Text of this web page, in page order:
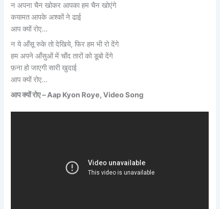
न अपना चैन खोकर आपका हम चैन खोएंगे
कयामत आपके अश्कों ने ढाई
आप क्यों रोए…
न ये आँसू रुके तो देखिये, फिर हम भी रो देंगे
हम अपने आँसुओं में चाँद तारों को डूबो देंगे
फ़ना हो जाएगी सारी खुदाई
आप क्यों रोए…
आप क्यों रोए –Aap Kyon Roye, Video Song